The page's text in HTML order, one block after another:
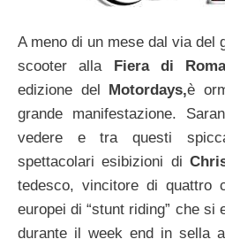
A meno di un mese dal via del
scooter alla Fiera di
edizione del Motordays,è
grande manifestazione.
vedere e tra questi
spettacolari esibizioni di
tedesco, vincitore di quattro
europei di “stunt riding” che si
durante il week end in sella